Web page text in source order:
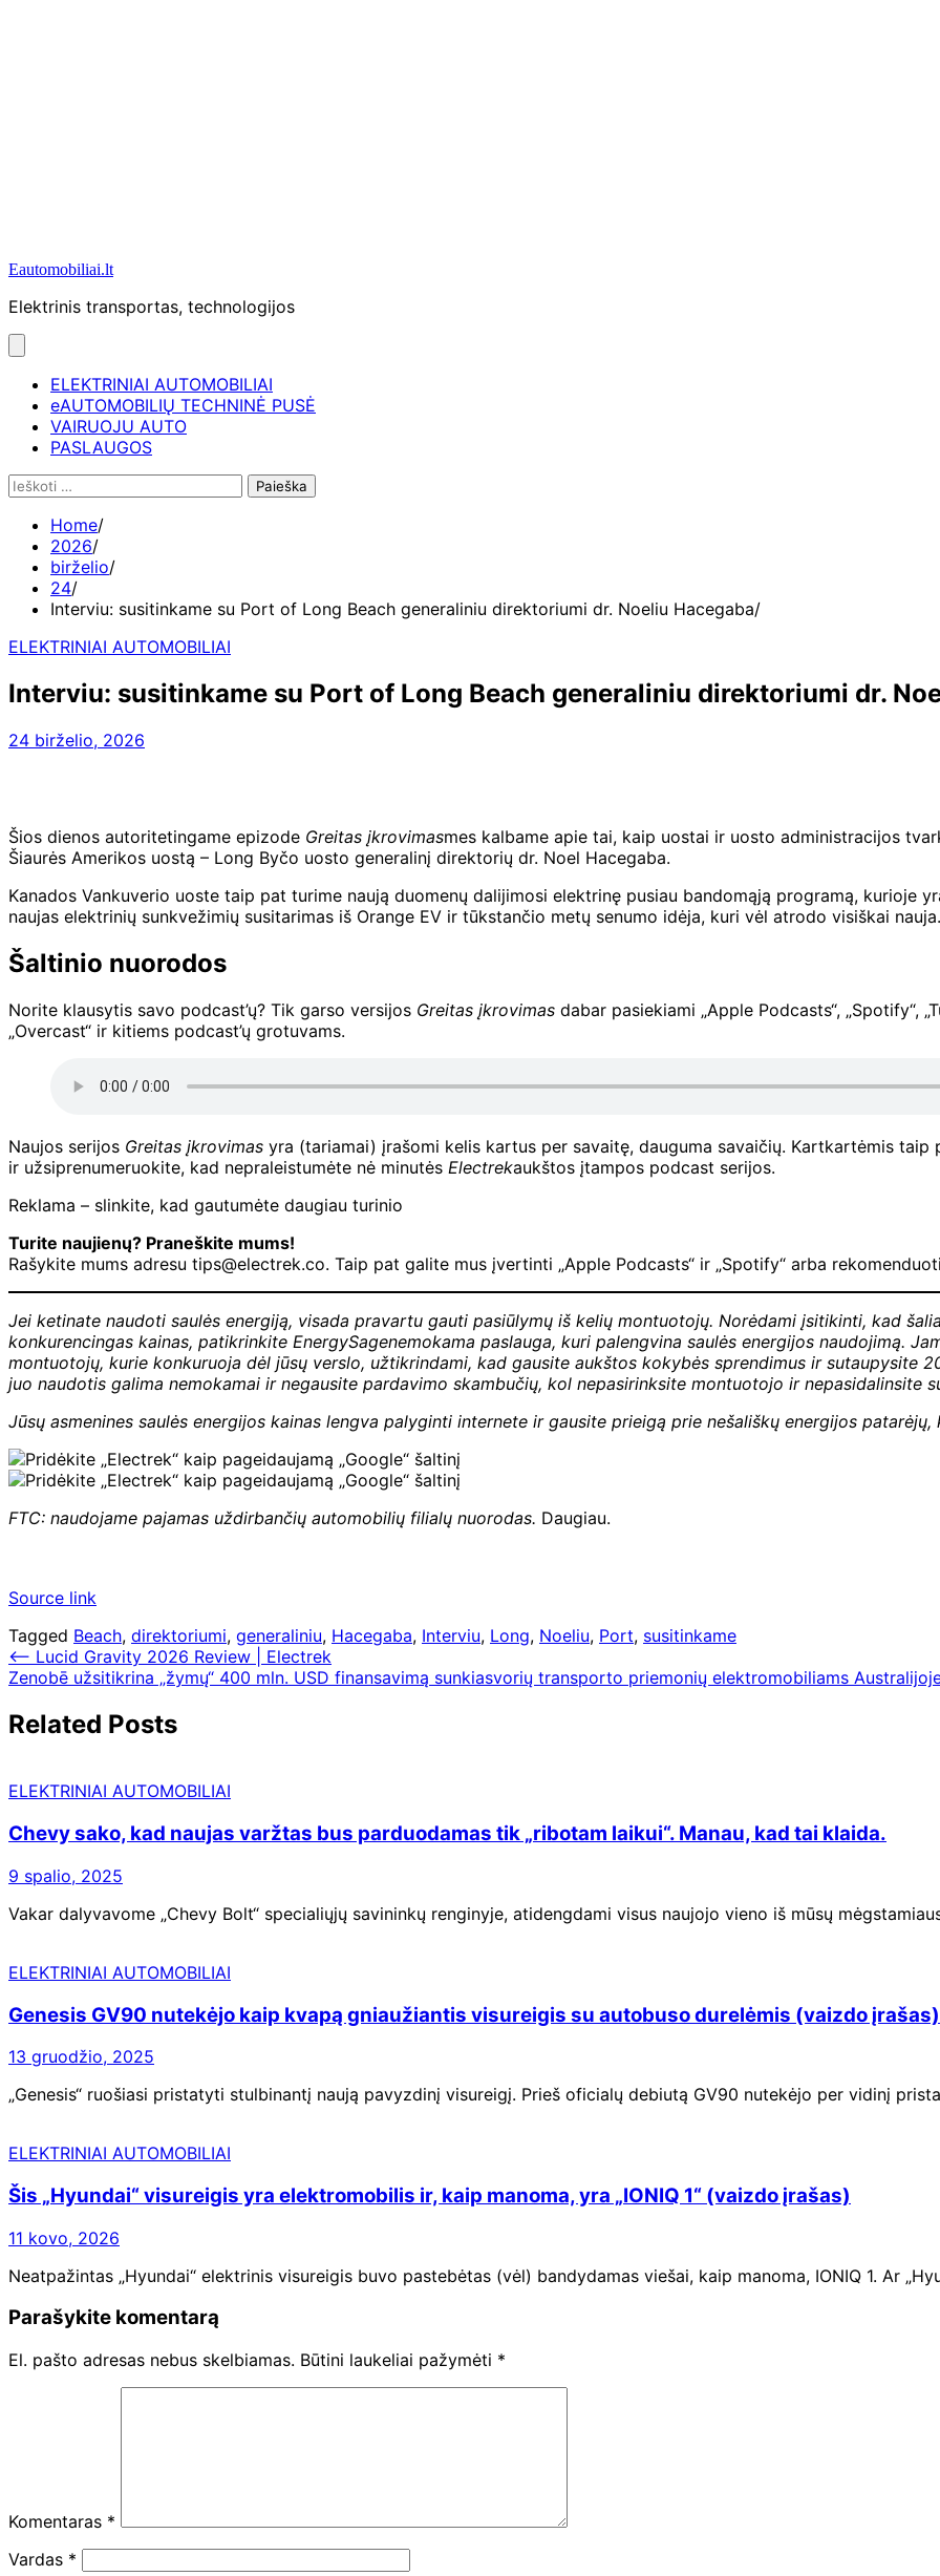
Eautomobiliai.lt
Elektrinis transportas, technologijos
ELEKTRINIAI AUTOMOBILIAI
eAUTOMOBILIŲ TECHNINĖ PUSĖ
VAIRUOJU AUTO
PASLAUGOS
Ieškoti:
Home
2026
birželio
24
Interviu: susitinkame su Port of Long Beach generaliniu direktoriumi dr. Noeliu Hacegaba
ELEKTRINIAI AUTOMOBILIAI
Interviu: susitinkame su Port of Long Beach generaliniu direktoriumi dr.
24 birželio, 2026
Šios dienos autoritetingame epizode Greitas įkrovimasmes kalbame apie tai, kaip uostai ir uosto administracijos
Šiaurės Amerikos uostą – Long Byčo uosto generalinį direktorių dr. Noel Hacegaba.
Kanados Vankuverio uoste taip pat turime naują duomenų dalijimosi elektrinę pusiau bandomąją programą, kurioje
naujas elektrinių sunkvežimių susitarimas iš Orange EV ir tūkstančio metų senumo idėja, kuri vėl atrodo visiškai nauja.
Šaltinio nuorodos
Norite klausytis savo podcast’ų? Tik garso versijos Greitas įkrovimas dabar pasiekiami „Apple Podcasts“, „Spotify“,
„Overcast“ ir kitiems podcast’ų grotuvams.
Naujos serijos Greitas įkrovimas yra (tariamai) įrašomi kelis kartus per savaitę, dauguma savaičių. Kartkartėmis
ir užsiprenumeruokite, kad nepraleistumėte nė minutės Electrekaukštos įtampos podcast serijos.
Reklama – slinkite, kad gautumėte daugiau turinio
Turite naujienų? Praneškite mums!
Rašykite mums adresu tips@electrek.co. Taip pat galite mus įvertinti „Apple Podcasts“ ir „Spotify“ arba
Jei ketinate naudoti saulės energiją, visada pravartu gauti pasiūlymų iš kelių montuotojų. Norėdami įsitikinti, kad
konkurencingas kainas, patikrinkite EnergySagenemokama paslauga, kuri palengvina saulės energijos naudojimą.
montuotojų, kurie konkuruoja dėl jūsų verslo, užtikrindami, kad gausite aukštos kokybės sprendimus ir sutaupysite
juo naudotis galima nemokamai ir negausite pardavimo skambučių, kol nepasirinksite montuotojo ir nepasidalinsite
Jūsų asmenines saulės energijos kainas lengva palyginti internete ir gausite prieigą prie nešališkų energijos
FTC: naudojame pajamas uždirbančių automobilių filialų nuorodas. Daugiau.
Source link
Tagged Beach, direktoriumi, generaliniu, Hacegaba, Interviu, Long, Noeliu, Port, susitinkame
Navigacija
tarp
įrašų
⟵ Lucid Gravity 2026 Review | Electrek
Zenobē užsitikrina „žymų“ 400 mln. USD finansavimą sunkiasvorių transporto priemonių elektromobiliams
Related Posts
ELEKTRINIAI AUTOMOBILIAI
Chevy sako, kad naujas varžtas bus parduodamas tik „ribotam laikui“. Manau, kad tai klaida.
9 spalio, 2025
Vakar dalyvavome „Chevy Bolt“ specialiųjų savininkų renginyje, atidengdami visus naujojo vieno iš mūsų
ELEKTRINIAI AUTOMOBILIAI
Genesis GV90 nutekėjo kaip kvapą gniaužiantis visureigis su autobuso durelėmis (vaizdo įrašas)
13 gruodžio, 2025
„Genesis“ ruošiasi pristatyti stulbinantį naują pavyzdinį visureigį. Prieš oficialų debiutą GV90 nutekėjo per vidinį
ELEKTRINIAI AUTOMOBILIAI
Šis „Hyundai“ visureigis yra elektromobilis ir, kaip manoma, yra „IONIQ 1“ (vaizdo įrašas)
11 kovo, 2026
Neatpažintas „Hyundai“ elektrinis visureigis buvo pastebėtas (vėl) bandydamas viešai, kaip manoma, IONIQ 1. Ar
Parašykite komentarą
El. pašto adresas nebus skelbiamas. Būtini laukeliai pažymėti *
Komentaras *
Vardas *